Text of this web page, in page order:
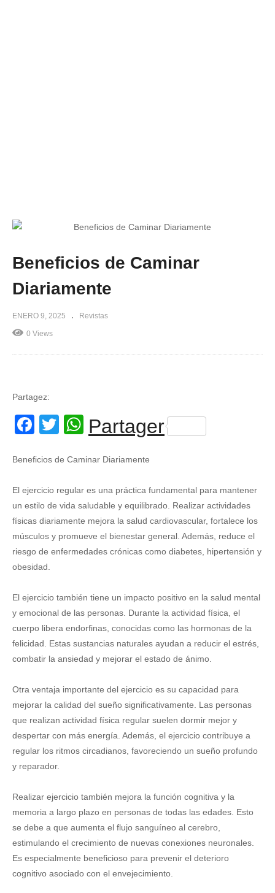
Beneficios de Caminar
Diariamente
ENERO 9, 2025 Revistas
0 Views
Partagez:
Facebook
Twitter
WhatsApp
Partager
Beneficios de Caminar Diariamente
El ejercicio regular es una práctica fundamental para mantener
un estilo de vida saludable y equilibrado. Realizar actividades
físicas diariamente mejora la salud cardiovascular, fortalece los
músculos y promueve el bienestar general. Además, reduce el
riesgo de enfermedades crónicas como diabetes, hipertensión y
obesidad.
El ejercicio también tiene un impacto positivo en la salud mental
y emocional de las personas. Durante la actividad física, el
cuerpo libera endorfinas, conocidas como las hormonas de la
felicidad. Estas sustancias naturales ayudan a reducir el estrés,
combatir la ansiedad y mejorar el estado de ánimo.
Otra ventaja importante del ejercicio es su capacidad para
mejorar la calidad del sueño significativamente. Las personas
que realizan actividad física regular suelen dormir mejor y
despertar con más energía. Además, el ejercicio contribuye a
regular los ritmos circadianos, favoreciendo un sueño profundo
y reparador.
Realizar ejercicio también mejora la función cognitiva y la
memoria a largo plazo en personas de todas las edades. Esto
se debe a que aumenta el flujo sanguíneo al cerebro,
estimulando el crecimiento de nuevas conexiones neuronales.
Es especialmente beneficioso para prevenir el deterioro
cognitivo asociado con el envejecimiento.